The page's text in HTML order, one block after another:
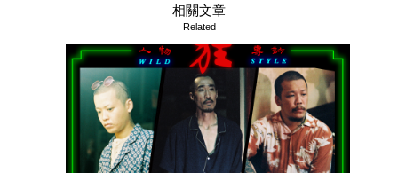
相關文章
Related